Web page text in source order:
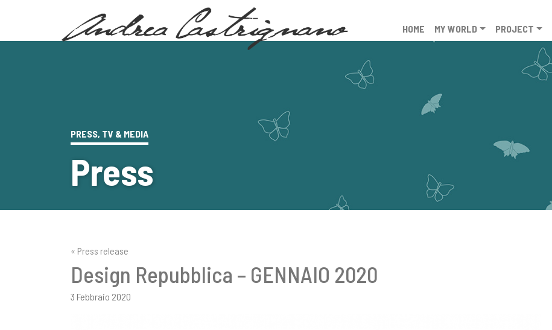
HOME MY WORLD PROJECT
PRESS, TV & MEDIA
Press
« Press release
Design Repubblica – GENNAIO 2020
3 Febbraio 2020